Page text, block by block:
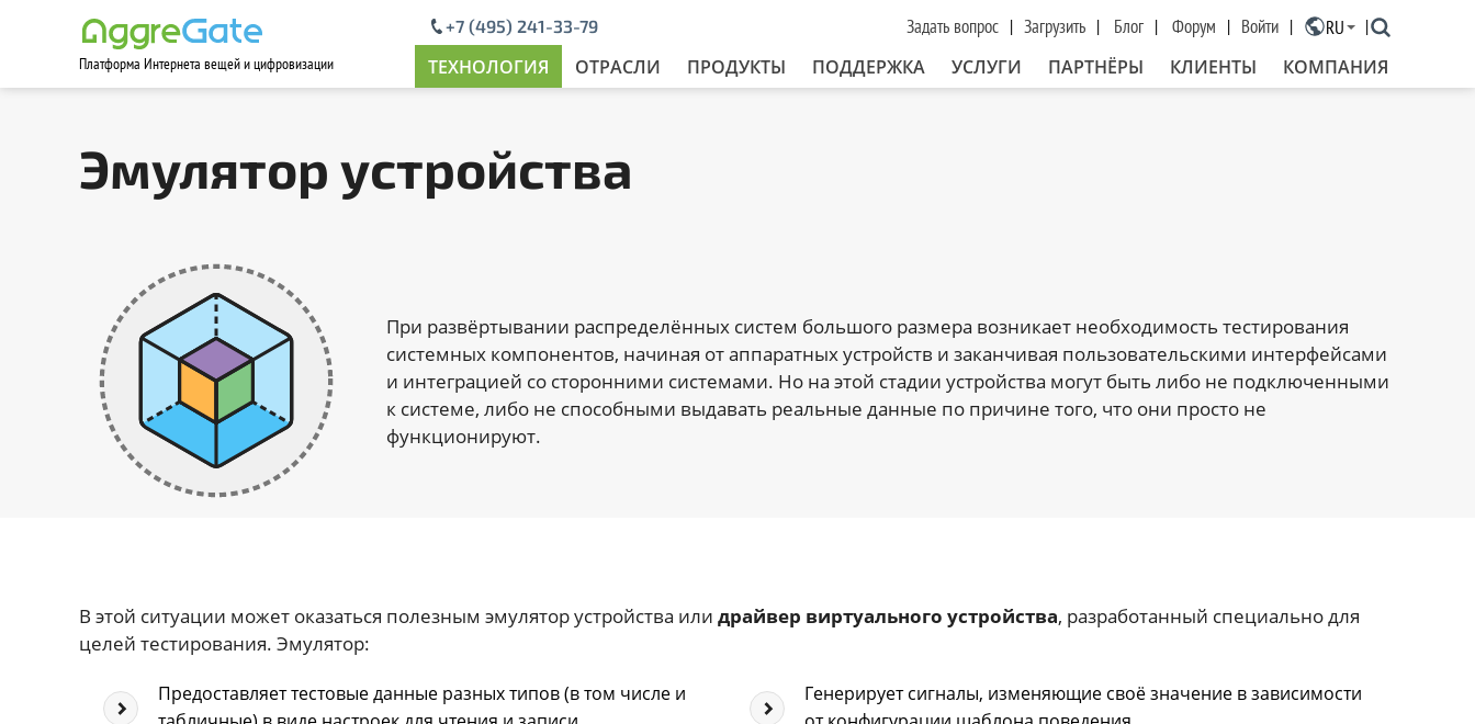
Платформа Интернета вещей и цифровизации ТЕХНОЛОГИЯ ОТРАСЛИ ПРОДУКТЫ ПОДДЕРЖКА УСЛУГИ ПАРТНЁРЫ КЛИЕНТЫ КОМПАНИЯ
+7 (495) 241-33-79 Задать вопрос Загрузить Блог Форум Войти RU
Эмулятор устройства
При развёртывании распределённых систем большого размера возникает необходимость тестирования
системных компонентов, начиная от аппаратных устройств и заканчивая пользовательскими интерфейсами
и интеграцией со сторонними системами. Но на этой стадии устройства могут быть либо не подключенными
к системе, либо не способными выдавать реальные данные по причине того, что они просто не
функционируют.
В этой ситуации может оказаться полезным эмулятор устройства или драйвер виртуального устройства, разработанный специально для
целей тестирования. Эмулятор:
Предоставляет тестовые данные разных типов (в том числе и
Генерирует сигналы, изменяющие своё значение в зависимости
Contact Us ×